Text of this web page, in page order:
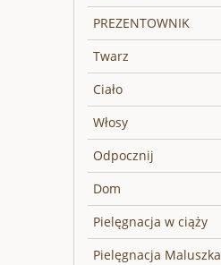
PREZENTOWNIK
Twarz
Ciało
Włosy
Odpocznij
Dom
Pielęgnacja w ciąży
Pielęgnacja Maluszka